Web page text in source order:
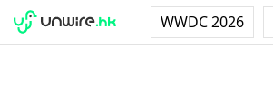
WWDC 2026